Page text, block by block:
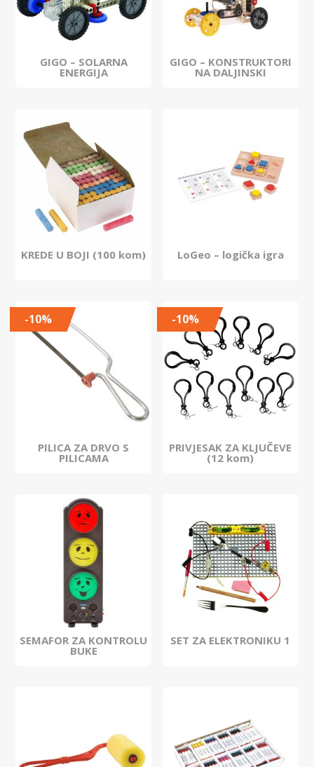
GIGO – SOLARNA
ENERGIJA
GIGO – KONSTRUKTORI
NA DALJINSKI
KREDE U BOJI (100 kom) LoGeo – logička igra
-10%
PILICA ZA DRVO S
PILICAMA
-10%
PRIVJESAK ZA KLJUČEVE
(12 kom)
SEMAFOR ZA KONTROLU
BUKE
SET ZA ELEKTRONIKU 1